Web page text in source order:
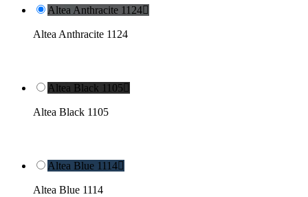
Altea Anthracite 1124
Altea Anthracite 1124
Altea Black 1105
Altea Black 1105
Altea Blue 1114
Altea Blue 1114